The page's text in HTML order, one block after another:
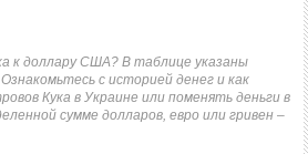
КАРТ С КЕШБЭКОМ
КАРТ ДЛЯ
ЭЛЕКТРОННАЯ
ДМС ДЛЯ СОТРУДНИКОВ
КАРТА ASSISTANCE
к доллару США? В таблице указаны
с историей денег и как
Кука в Украине или поменять деньги в
сумме долларов, евро или гривен –